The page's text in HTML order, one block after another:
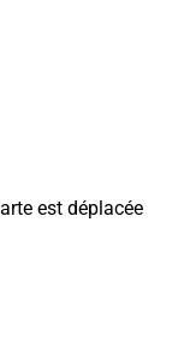
est déplacée